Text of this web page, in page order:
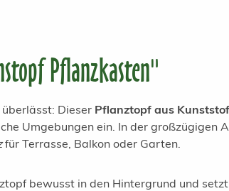
Pflanzkasten"
Dieser Pflanztopf aus
Umgebungen ein. In der großzügigen
für Terrasse, Balkon oder Garten.
bewusst in den Hintergrund und